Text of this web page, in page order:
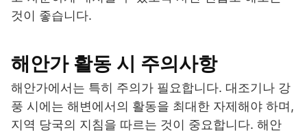
것이 좋습니다.
해안가 활동 시 주의사항
해안가에서는 특히 주의가 필요합니다. 대조기나 강
풍 시에는 해변에서의 활동을 최대한 자제해야 하며,
지역 당국의 지침을 따르는 것이 중요합니다. 해안